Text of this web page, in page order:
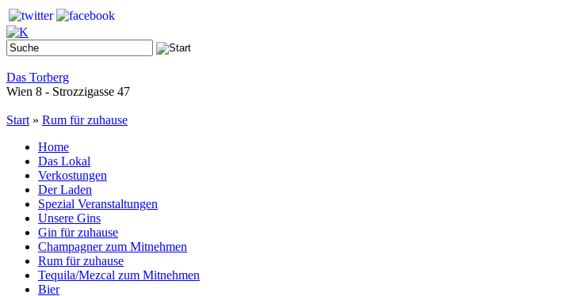
Das Torberg
Wien 8 - Strozzigasse 47
Start » Rum für zuhause
Home
Das Lokal
Verkostungen
Der Laden
Spezial Veranstaltungen
Unsere Gins
Gin für zuhause
Champagner zum Mitnehmen
Rum für zuhause
Tequila/Mezcal zum Mitnehmen
Bier